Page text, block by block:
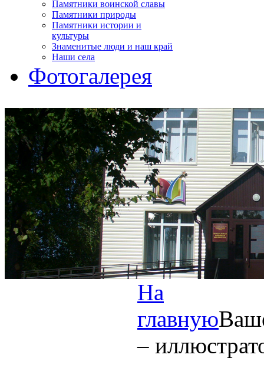
Памятники воинской славы
Памятники природы
Памятники истории и
культуры
Знаменитые люди и наш край
Наши села
Фотогалерея
На
главную
–